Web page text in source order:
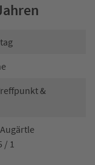
&
/ 1